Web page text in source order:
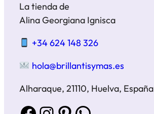
La tienda de
Alina Georgiana Ignisca
+34 624 148 326
hola@brillantisymas.es
Alharaque, 21110, Huelva, España